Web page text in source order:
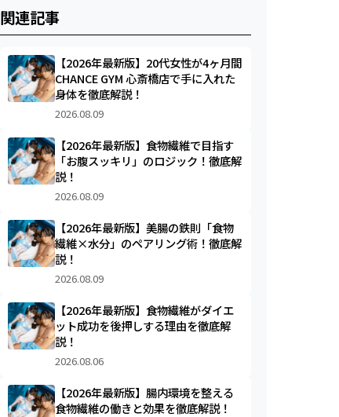
関連記事
【2026年最新版】20代女性が4ヶ月間
CHANCE GYM 心斎橋店で手に入れた
身体を徹底解説！
2026.08.09
【2026年最新版】食物繊維で目指す
「お腹スッキリ」のロジック！徹底解
説！
2026.08.09
【2026年最新版】美腸の鉄則「食物
繊維×水分」のペアリング術！徹底解
説！
2026.08.09
【2026年最新版】食物繊維がダイエ
ット成功を後押しする理由を徹底解
説！
2026.08.06
【2026年最新版】腸内環境を整える
食物繊維の働きと効果を徹底解説！